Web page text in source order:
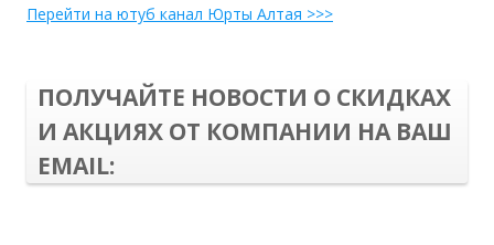
Перейти на ютуб канал Юрты Алтая >>>
ПОЛУЧАЙТЕ НОВОСТИ О СКИДКАХ
И АКЦИЯХ ОТ КОМПАНИИ НА ВАШ
EMAIL: